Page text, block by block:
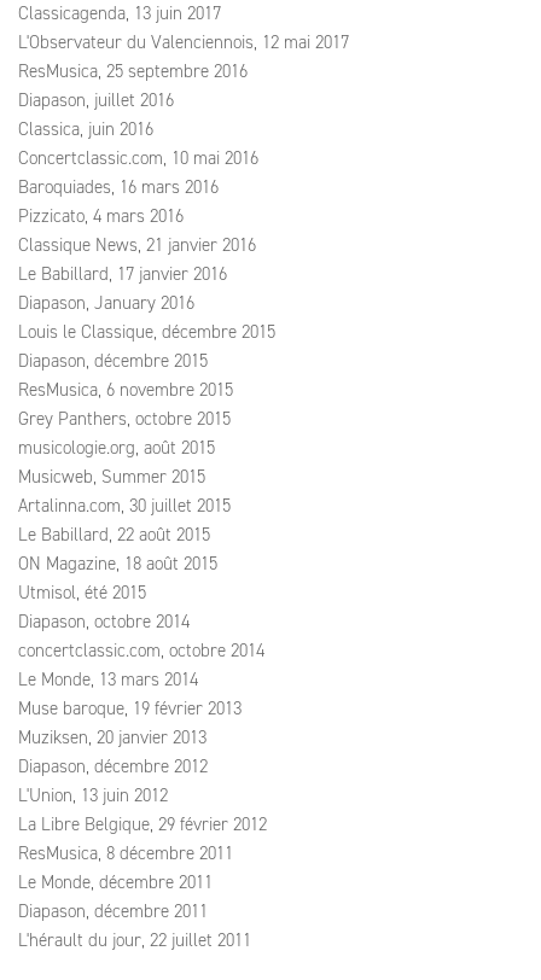
Classicagenda, 13 juin 2017
L'Observateur du Valenciennois, 12 mai 2017
ResMusica, 25 septembre 2016
Diapason, juillet 2016
Classica, juin 2016
Concertclassic.com, 10 mai 2016
Baroquiades, 16 mars 2016
Pizzicato, 4 mars 2016
Classique News, 21 janvier 2016
Le Babillard, 17 janvier 2016
Diapason, January 2016
Louis le Classique, décembre 2015
Diapason, décembre 2015
ResMusica, 6 novembre 2015
Grey Panthers, octobre 2015
musicologie.org, août 2015
Musicweb, Summer 2015
Artalinna.com, 30 juillet 2015
Le Babillard, 22 août 2015
ON Magazine, 18 août 2015
Utmisol, été 2015
Diapason, octobre 2014
concertclassic.com, octobre 2014
Le Monde, 13 mars 2014
Muse baroque, 19 février 2013
Muziksen, 20 janvier 2013
Diapason, décembre 2012
L'Union, 13 juin 2012
La Libre Belgique, 29 février 2012
ResMusica, 8 décembre 2011
Le Monde, décembre 2011
Diapason, décembre 2011
L'hérault du jour, 22 juillet 2011